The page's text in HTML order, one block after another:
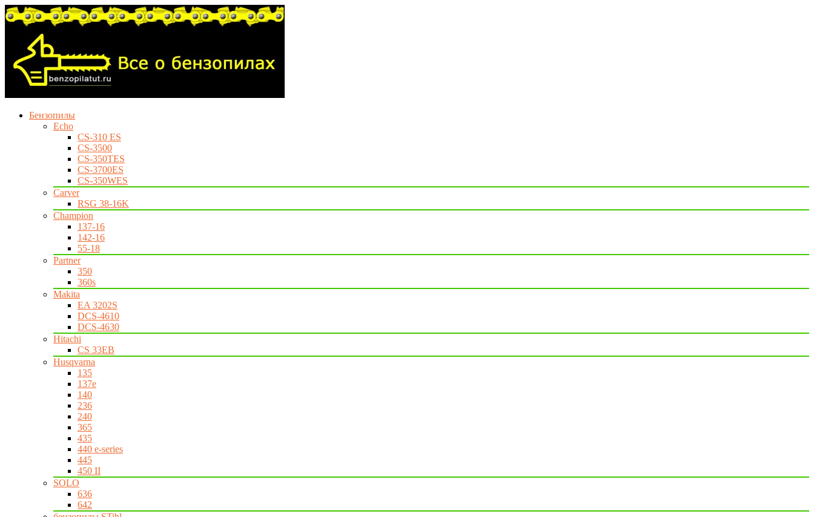
Бензопилы
Echo
CS-310 ES
CS-3500
CS-350TES
CS-3700ES
CS-350WES
Carver
RSG 38-16K
Champion
137-16
142-16
55-18
Partner
350
360s
Makita
EA 3202S
DCS-4610
DCS-4630
Hitachi
CS 33EB
Husqvarna
135
137e
140
236
240
365
435
440 e-series
445
450 II
SOLO
636
642